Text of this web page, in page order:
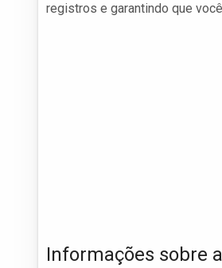
registros e garantindo que
Informações sobre